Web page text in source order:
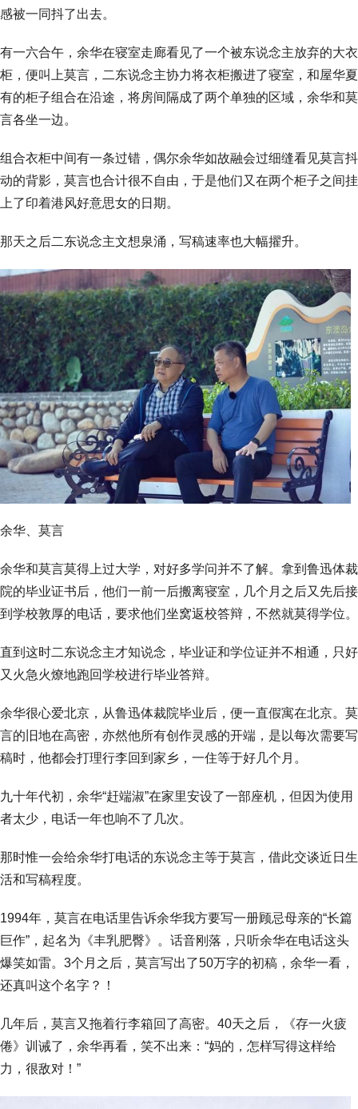
感被一同抖了出去。
有一六合午，余华在寝室走廊看见了一个被东说念主放弃的大衣
柜，便叫上莫言，二东说念主协力将衣柜搬进了寝室，和屋华夏
有的柜子组合在沿途，将房间隔成了两个单独的区域，余华和莫
言各坐一边。
组合衣柜中间有一条过错，偶尔余华如故融会过细缝看见莫言抖
动的背影，莫言也合计很不自由，于是他们又在两个柜子之间挂
上了印着港风好意思女的日期。
那天之后二东说念主文想泉涌，写稿速率也大幅擢升。
余华、莫言
余华和莫言莫得上过大学，对好多学问并不了解。拿到鲁迅体裁
院的毕业证书后，他们一前一后搬离寝室，几个月之后又先后接
到学校敦厚的电话，要求他们坐窝返校答辩，不然就莫得学位。
直到这时二东说念主才知说念，毕业证和学位证并不相通，只好
又火急火燎地跑回学校进行毕业答辩。
余华很心爱北京，从鲁迅体裁院毕业后，便一直假寓在北京。莫
言的旧地在高密，亦然他所有创作灵感的开端，是以每次需要写
稿时，他都会打理行李回到家乡，一住等于好几个月。
九十年代初，余华“赶端淑”在家里安设了一部座机，但因为使用
者太少，电话一年也响不了几次。
那时惟一会给余华打电话的东说念主等于莫言，借此交谈近日生
活和写稿程度。
1994年，莫言在电话里告诉余华我方要写一册顾忌母亲的“长篇
巨作”，起名为《丰乳肥臀》。话音刚落，只听余华在电话这头
爆笑如雷。3个月之后，莫言写出了50万字的初稿，余华一看，
还真叫这个名字？！
几年后，莫言又拖着行李箱回了高密。40天之后，《存一火疲
倦》训诫了，余华再看，笑不出来：“妈的，怎样写得这样给
力，很敌对！”